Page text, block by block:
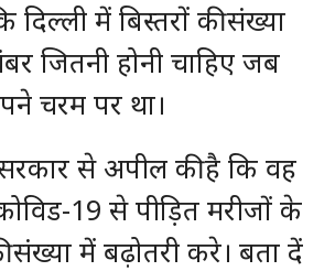
दिल्ली में बिस्तरों की संख्या
जितनी होनी चाहिए जब
चरम पर था।
से अपील की है कि वह
19 से पीड़ित मरीजों के
संख्या में बढ़ोतरी करे। बता दें